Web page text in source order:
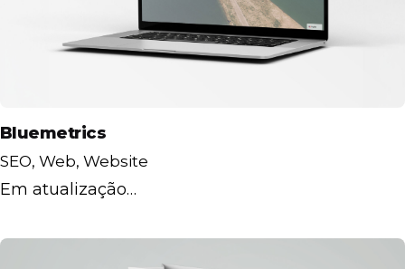
Bluemetrics
SEO Web Website
Em atualização…